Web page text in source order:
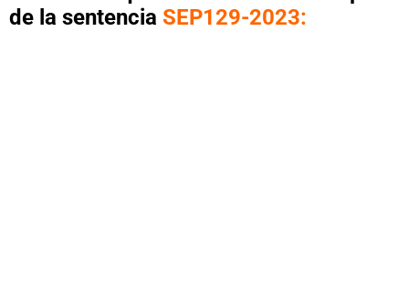
de la sentencia SEP129-2023: